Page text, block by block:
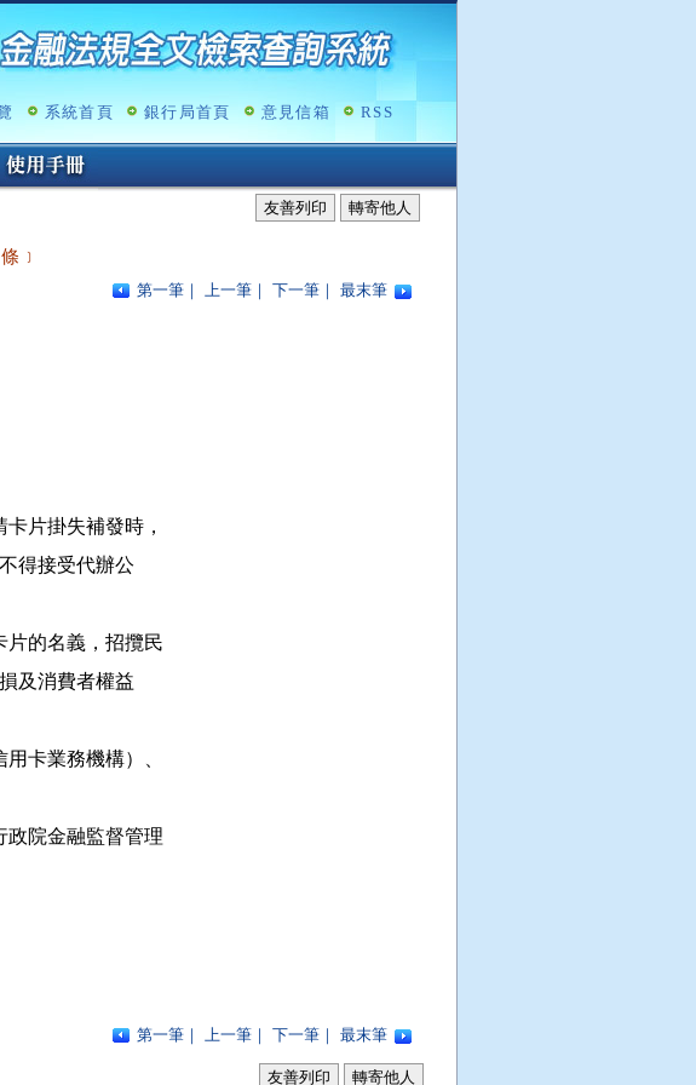
系統首頁 銀行局首頁 意見信箱 RSS
友善列印 轉寄他人
﹞
第一筆 ｜ 上一筆 ｜ 下一筆 ｜ 最末筆
片掛失補發時，
不得接受代辦公
片的名義，招攬民
損及消費者權益
卡業務機構）、
政院金融監督管理
第一筆 ｜ 上一筆 ｜ 下一筆 ｜ 最末筆
友善列印 轉寄他人